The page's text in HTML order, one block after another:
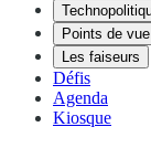
Points de vue
Les faiseurs
Défis
Agenda
Kiosque